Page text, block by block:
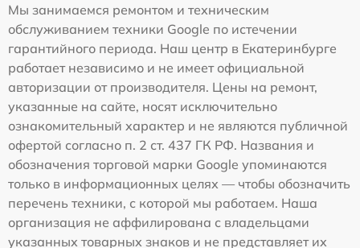
Мы занимаемся ремонтом и техническим
обслуживанием техники Google по истечении
гарантийного периода. Наш центр в Екатеринбурге
работает независимо и не имеет официальной
авторизации от производителя. Цены на ремонт,
указанные на сайте, носят исключительно
ознакомительный характер и не являются публичной
офертой согласно п. 2 ст. 437 ГК РФ. Названия и
обозначения торговой марки Google упоминаются
только в информационных целях — чтобы обозначить
перечень техники, с которой мы работаем. Наша
организация не аффилирована с владельцами
указанных товарных знаков и не представляет их